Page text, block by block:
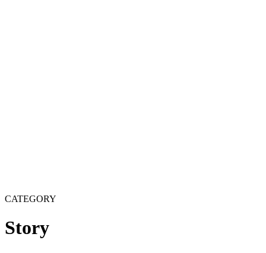
CATEGORY
Story